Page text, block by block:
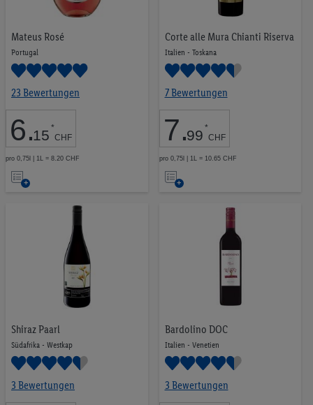
Mateus Rosé
Portugal
23 Bewertungen
6.15 *
CHF
pro 0,75l | 1L = 8.20 CHF
Auf
Corte alle Mura Chianti Riserva
Italien - Toskana
7 Bewertungen
7.99 *
CHF
pro 0,75l | 1L = 10.65 CHF
Auf
Merkliste
Shiraz Paarl
Südafrika - Westkap
3 Bewertungen
Bardolino DOC
Italien - Venetien
3 Bewertungen